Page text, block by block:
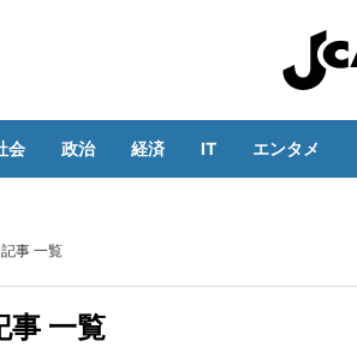
会 政治 経済 IT エンタメ
事 一覧
事 一覧